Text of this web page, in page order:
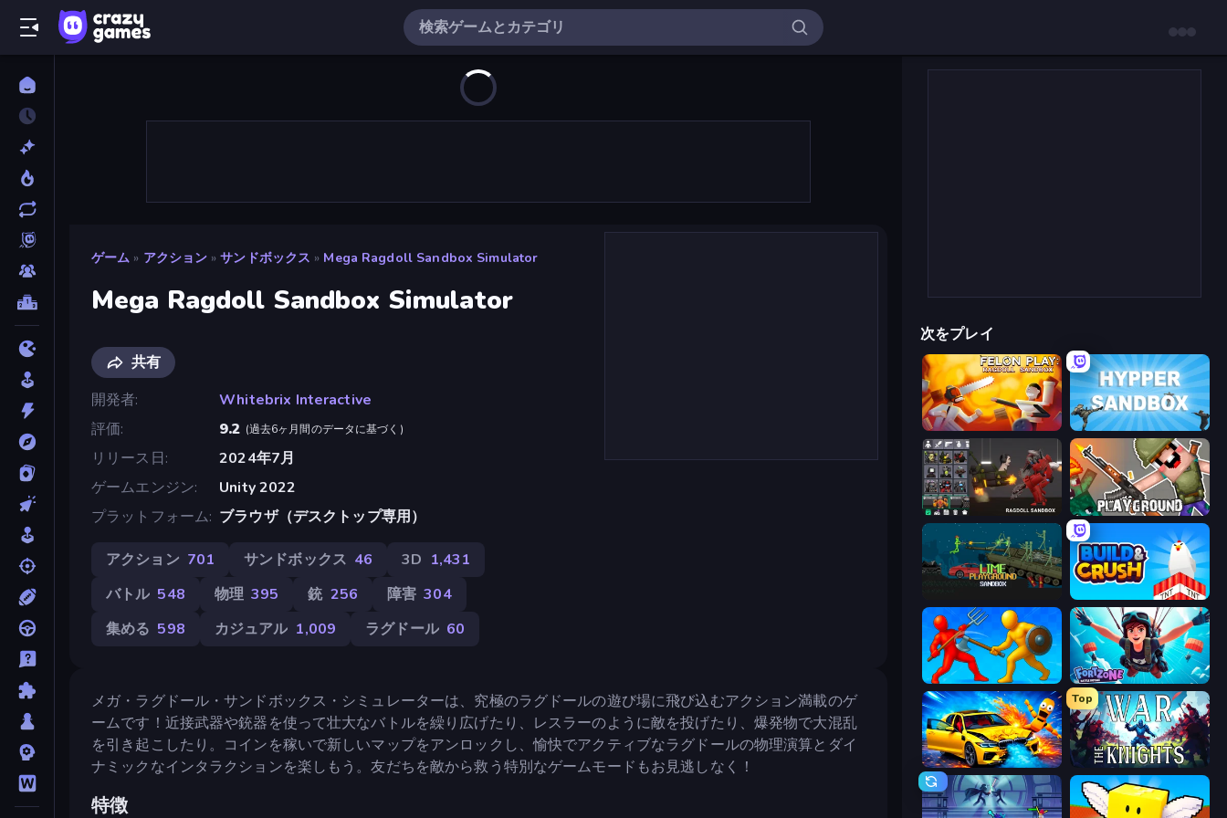
ゲーム » アクション » サンドボックス » Mega Ragdoll Sandbox Simulator
Mega Ragdoll Sandbox Simulator
共有
開発者
Whitebrix Interactive
評価
9.2 (過去6ヶ月間のデータに基づく )
リリース日
2024年7月
ゲームエンジン
Unity 2022
プラットフォーム ブラウザ（デスクトップ専用）
アクション 701 サンドボックス 46 3D 1,431
バトル 548 物理 395 銃 256 障害 304
集める 598 カジュアル 1,009 ラグドール 60
メガ・ラグドール・サンドボックス・シミュレーターは、究極のラグドールの遊び場に飛び込むアクション満載のゲ
ームです！近接武器や銃器を使って壮大なバトルを繰り広げたり、レスラーのように敵を投げたり、爆発物で大混乱
を引き起こしたり。コインを稼いで新しいマップをアンロックし、愉快でアクティブなラグドールの物理演算とダイ
ナミックなインタラクションを楽しもう。友だちを敵から救う特別なゲームモードもお見逃しなく！
特徴
次をプレイ
Felon Play: Ragdoll Sandbox Hypper Sandbox
Last Play: Ragdoll Sandbox Playground
Build and Crush
Epic Sword Battle! Fight in Arena Fortzone Battle Royale
BMG: Ragdoll Playground
Top
War the Knights